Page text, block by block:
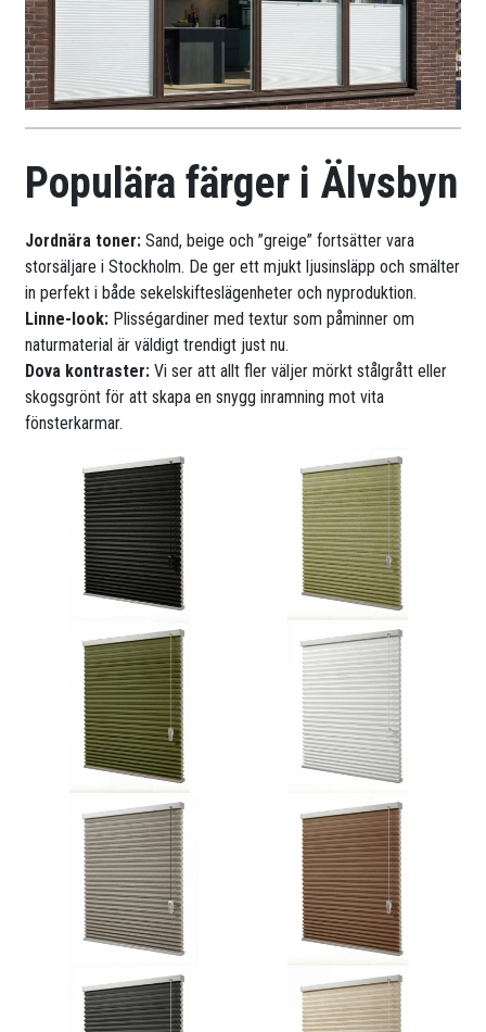
Populära färger i Älvsbyn
Jordnära toner: Sand, beige och ”greige” fortsätter vara
storsäljare i Stockholm. De ger ett mjukt ljusinsläpp och smälter
in perfekt i både sekelskifteslägenheter och nyproduktion.
Linne-look: Plisségardiner med textur som påminner om
naturmaterial är väldigt trendigt just nu.
Dova kontraster: Vi ser att allt fler väljer mörkt stålgrått eller
skogsgrönt för att skapa en snygg inramning mot vita
fönsterkarmar.